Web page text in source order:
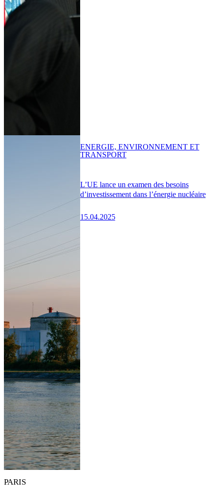
L’UE lance un examen des besoins
d’investissement dans l’énergie nucléaire
15.04.2025
ENERGIE, ENVIRONNEMENT ET
TRANSPORT
PARIS